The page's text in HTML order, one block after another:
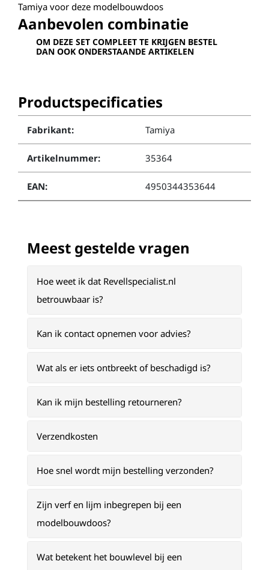
Tamiya voor deze modelbouwdoos
Aanbevolen combinatie
OM DEZE SET COMPLEET TE KRIJGEN BESTEL
DAN OOK ONDERSTAANDE ARTIKELEN
Productspecificaties
Fabrikant: Tamiya
Artikelnummer: 35364
EAN: 4950344353644
Meest gestelde vragen
Hoe weet ik dat Revellspecialist.nl
betrouwbaar is?
Kan ik contact opnemen voor advies?
Wat als er iets ontbreekt of beschadigd is?
Kan ik mijn bestelling retourneren?
Verzendkosten
Hoe snel wordt mijn bestelling verzonden?
Zijn verf en lijm inbegrepen bij een
modelbouwdoos?
Wat betekent het bouwlevel bij een